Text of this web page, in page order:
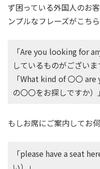
ず困っている外国人のお
ンプルなフレーズがこちら
「Are you looking for
しているものがございま
「What kind of 〇〇
の〇〇をお探しですか）」
もしお席にご案内してお
「please have a seat